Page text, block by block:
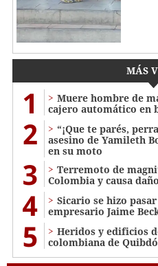
MÁS
1
Muere hombre de
cajero automático en
2
“¡Que te parés,
asesino de Yamileth
en su moto
3
Terremoto de
Colombia y causa
4
Sicario se hizo
empresario Jaime
5
Heridos y edificios
colombiana de